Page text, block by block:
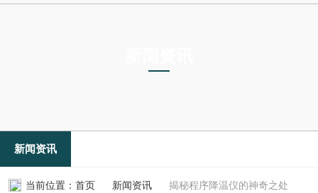
新闻资讯
当前位置： 首页 新闻资讯 揭秘程序降温仪的神奇之处